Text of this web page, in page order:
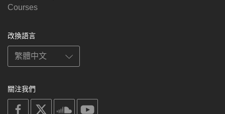
Courses
改換語言
關注我們
on
facebook
soundcloud